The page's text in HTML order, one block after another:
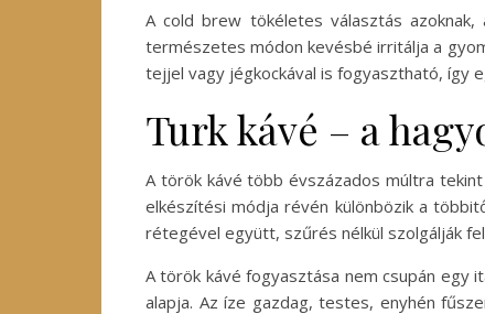
A cold brew tökéletes választás
természetes módon kevésbé irritálja a
tejjel vagy jégkockával is fogyasztható, így
Turk kávé – a
A török kávé több évszázados múltra
elkészítési módja révén különbözik a
rétegével együtt, szűrés nélkül szolgálják
A török kávé fogyasztása nem csupán egy
alapja. Az íze gazdag, testes, enyhén